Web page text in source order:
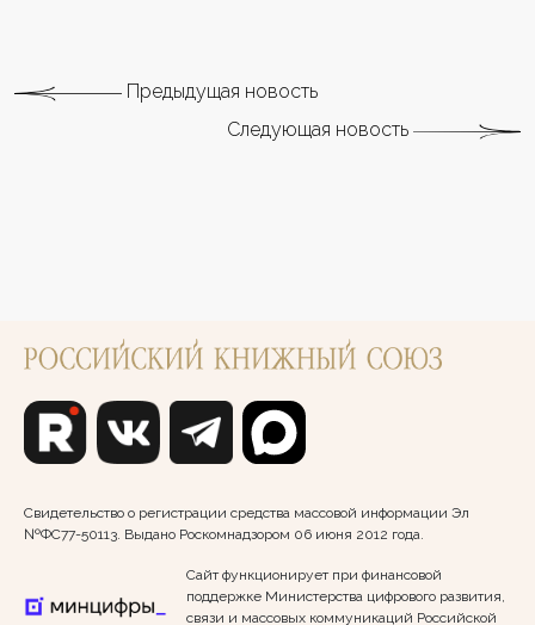
Предыдущая новость
Следующая новость
Свидетельство о регистрации средства массовой информации Эл
№ФС77-50113. Выдано Роскомнадзором 06 июня 2012 года.
Сайт функционирует при финансовой
поддержке Министерства цифрового развития,
связи и массовых коммуникаций Российской